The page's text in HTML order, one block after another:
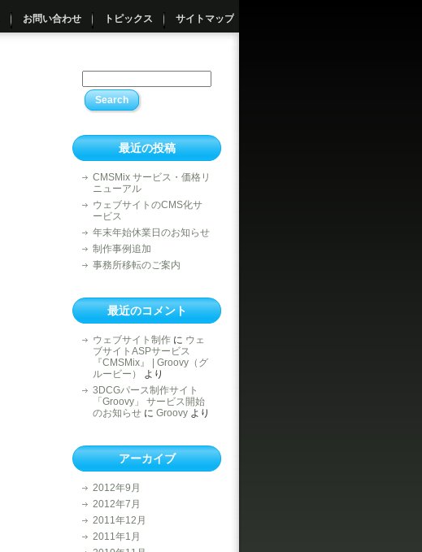
お問い合わせ トピックス サイトマップ
最近の投稿
CMSMix サービス・価格リ
ニューアル
ウェブサイトのCMS化サ
ービス
年末年始休業日のお知らせ
制作事例追加
事務所移転のご案内
最近のコメント
ウェブサイト制作 に ウェ
ブサイトASPサービス
『CMSMix』 | Groovy（グ
ルービー）
より
3DCGパース制作サイト
「Groovy」 サービス開始
のお知らせ に Groovy より
アーカイブ
2012年9月
2012年7月
2011年12月
2011年1月